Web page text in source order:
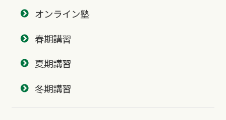
オンライン塾
春期講習
夏期講習
冬期講習